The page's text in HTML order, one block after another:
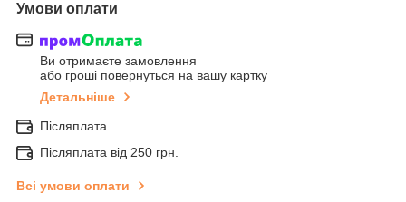
Умови оплати
Ви отримаєте замовлення
або гроші повернуться на вашу картку
Детальніше
Післяплата
Післяплата від 250 грн.
Всі умови оплати